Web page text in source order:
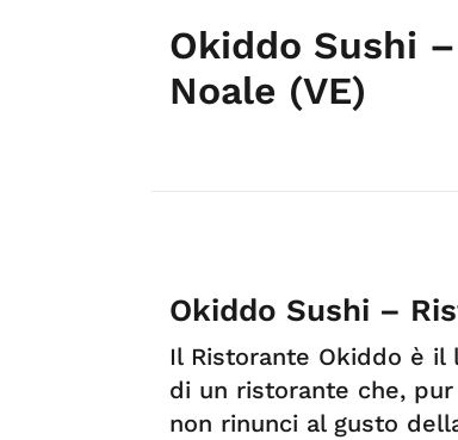
Okiddo Sushi
Noale (VE)
Okiddo Sushi –
Il Ristorante Okiddo è
di un ristorante che,
non rinunci al gusto